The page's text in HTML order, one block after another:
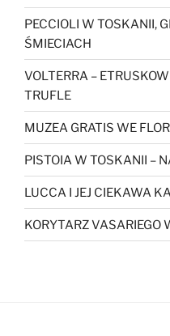
PECCIOLI W TOSKANII,
ŚMIECIACH
VOLTERRA –
TRUFLE
MUZEA GRATIS WE
PISTOIA W TOSKANII –
LUCCA I JEJ CIEKAWA
KORYTARZ VASARIEGO